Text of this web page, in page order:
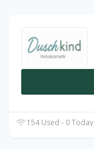
154 Used - 0 Today